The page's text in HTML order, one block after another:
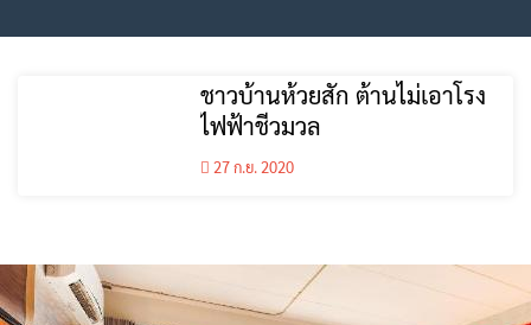
ชาวบ้านห้วยสัก ต้านไม่เอาโรง
ไฟฟ้าชีวมวล
27 ก.ย. 2020